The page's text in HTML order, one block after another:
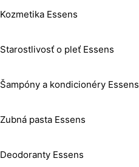
Kozmetika Essens
Starostlivosť o pleť Essens
Šampóny a kondicionéry Essens
Zubná pasta Essens
Deodoranty Essens